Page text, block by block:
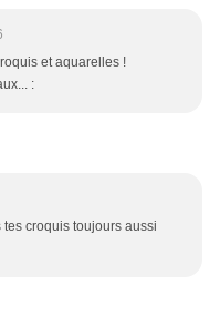
et aquarelles !
:
croquis toujours aussi